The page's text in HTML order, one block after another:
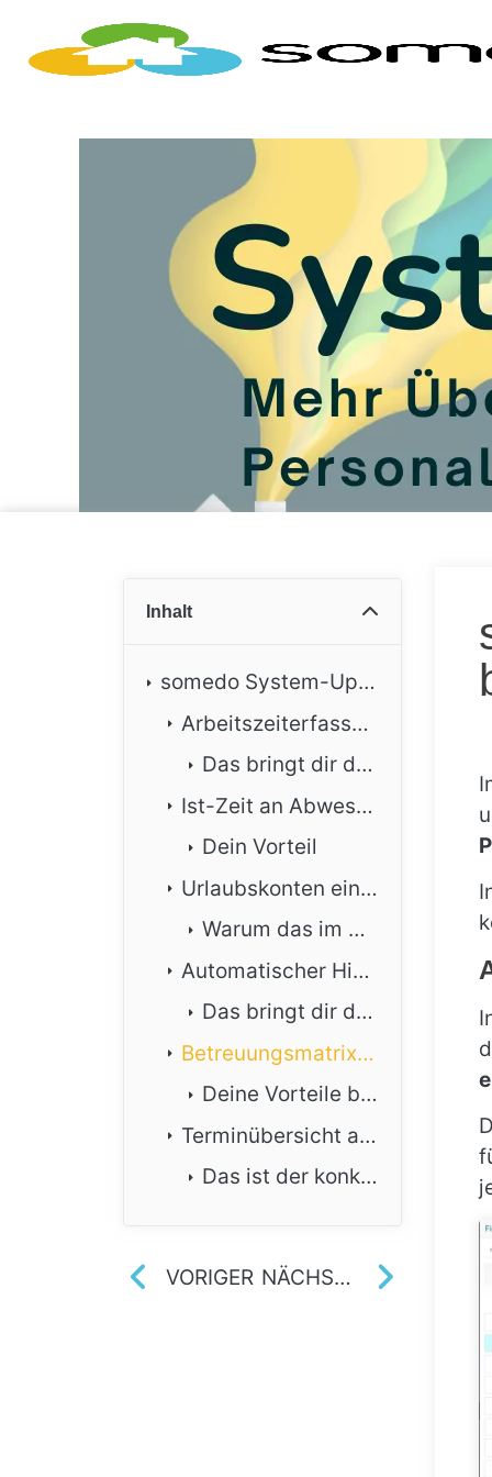
Inhalt
somedo System-Update: Mehr Überblick bei Arbeitszeit, Personal und Betreuung
Arbeitszeiterfassung: Update zur Berechnung der Zeitkonten
Das bringt dir die neue Ansicht der Zeitkonten
Ist-Zeit an Abwesenheitstagen besser nachvollziehbar
Dein Vorteil
Urlaubskonten einfacher und passender anlegen
Warum das im Alltag hilft
Automatischer Hinweis auf mögliche BEM-Gespräche
Das bringt dir der BEM-Hinweis
Betreuungsmatrix jetzt auch nach Primärbetreuer:innen sortieren und exportieren
Deine Vorteile beim Export
Terminübersicht aus der Klient:innenakte drucken
Das ist der konkrete Nutzen
VORIGER NÄCHSTER